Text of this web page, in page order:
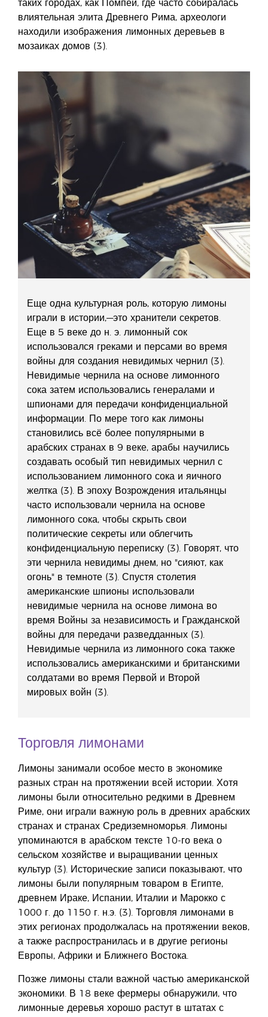
таких городах, как Помпеи, где часто собиралась
влиятельная элита Древнего Рима, археологи
находили изображения лимонных деревьев в
мозаиках домов (3).
Еще одна культурная роль, которую лимоны
играли в истории,—это хранители секретов.
Еще в 5 веке до н. э. лимонный сок
использовался греками и персами во время
войны для создания невидимых чернил (3).
Невидимые чернила на основе лимонного
сока затем использовались генералами и
шпионами для передачи конфиденциальной
информации. По мере того как лимоны
становились всё более популярными в
арабских странах в 9 веке, арабы научились
создавать особый тип невидимых чернил с
использованием лимонного сока и яичного
желтка (3). В эпоху Возрождения итальянцы
часто использовали чернила на основе
лимонного сока, чтобы скрыть свои
политические секреты или облегчить
конфиденциальную переписку (3). Говорят, что
эти чернила невидимы днем, но "сияют, как
огонь" в темноте (3). Спустя столетия
американские шпионы использовали
невидимые чернила на основе лимона во
время Войны за независимость и Гражданской
войны для передачи разведданных (3).
Невидимые чернила из лимонного сока также
использовались американскими и британскими
солдатами во время Первой и Второй
мировых войн (3).
Торговля лимонами
Лимоны занимали особое место в экономике
разных стран на протяжении всей истории. Хотя
лимоны были относительно редкими в Древнем
Риме, они играли важную роль в древних арабских
странах и странах Средиземноморья. Лимоны
упоминаются в арабском тексте 10-го века о
сельском хозяйстве и выращивании ценных
культур (3). Исторические записи показывают, что
лимоны были популярным товаром в Египте,
древнем Ираке, Испании, Италии и Марокко с
1000 г. до 1150 г. н.э. (3). Торговля лимонами в
этих регионах продолжалась на протяжении веков,
а также распространилась и в другие регионы
Европы, Африки и Ближнего Востока.
Позже лимоны стали важной частью американской
экономики. В 18 веке фермеры обнаружили, что
лимонные деревья хорошо растут в штатах с